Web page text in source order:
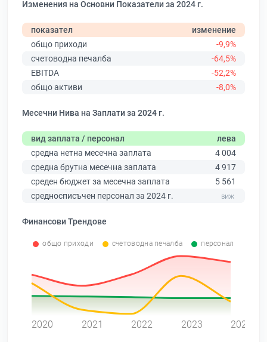
Изменения на Основни Показатели за 2024 г.
показател
изменение
общо приходи
-9,9%
счетоводна печалба
-64,5%
EBITDA
-52,2%
общо активи
-8,0%
Месечни Нива на Заплати за 2024 г.
вид заплата / персонал
лева
средна нетна месечна заплата
4 004
средна брутна месечна заплата
4 917
среден бюджет за месечна заплата
5 561
средносписъчен персонал за 2024 г.
Финансови Трендове
общо приходи счетоводна печалба персонал
2020 2021 2022 2023 2024